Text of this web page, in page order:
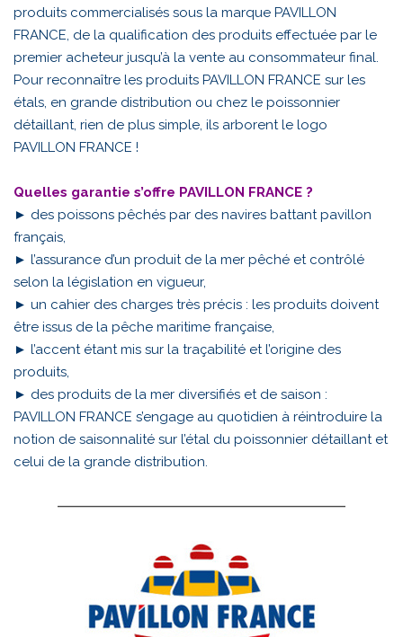
produits commercialisés sous la marque PAVILLON
FRANCE, de la qualification des produits effectuée par le
premier acheteur jusqu’à la vente au consommateur final.
Pour reconnaître les produits PAVILLON FRANCE sur les
étals, en grande distribution ou chez le poissonnier
détaillant, rien de plus simple, ils arborent le logo
PAVILLON FRANCE !
Quelles garantie s’offre PAVILLON FRANCE ?
► des poissons pêchés par des navires battant pavillon
français,
► l’assurance d’un produit de la mer pêché et contrôlé
selon la législation en vigueur,
► un cahier des charges très précis : les produits doivent
être issus de la pêche maritime française,
► l’accent étant mis sur la traçabilité et l’origine des
produits,
► des produits de la mer diversifiés et de saison :
PAVILLON FRANCE s’engage au quotidien à réintroduire la
notion de saisonnalité sur l’étal du poissonnier détaillant et
celui de la grande distribution.